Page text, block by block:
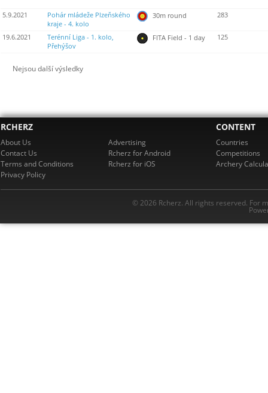
5.9.2021
Pohár mládeže Plzeňského
kraje - 4. kolo
30m round 283
19.6.2021
Terénní Liga - 1. kolo,
Přehýšov
FITA Field - 1 day 125
Nejsou další výsledky
RCHERZ
About Us
Contact Us
Terms and Conditions
Privacy Policy
Advertising
Rcherz for Android
Rcherz for iOS
CONTENT
Countries
Competitions
Archery
© 2026 Rcherz. All rights reserved. For